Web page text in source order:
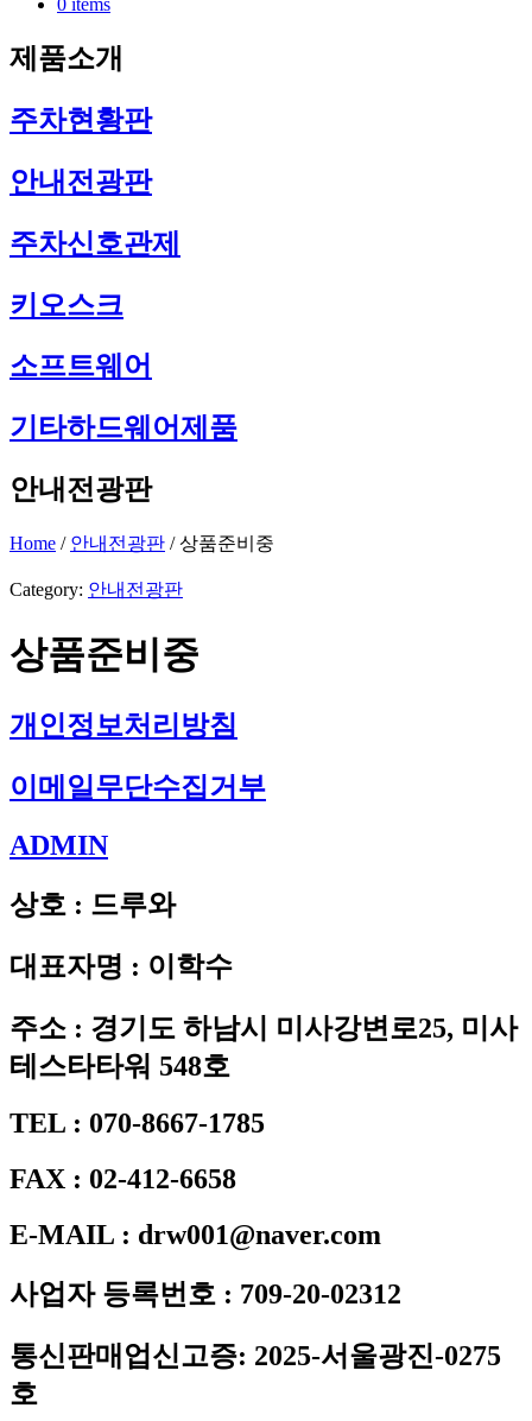
0 items
제품소개
주차현황판
안내전광판
주차신호관제
키오스크
소프트웨어
기타하드웨어제품
안내전광판
Home / 안내전광판 / 상품준비중
Category: 안내전광판
상품준비중
개인정보처리방침
이메일무단수집거부
ADMIN
상호 : 드루와
대표자명 : 이학수
주소 : 경기도 하남시 미사강변로25, 미사
테스타타워 548호
TEL : 070-8667-1785
FAX : 02-412-6658
E-MAIL : drw001@naver.com
사업자 등록번호 : 709-20-02312
통신판매업신고증: 2025-서울광진-0275
호